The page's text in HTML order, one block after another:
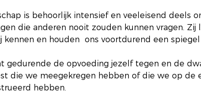
is behoorlijk intensief en veeleisend deels
die anderen nooit zouden kunnen vragen. Zij
kennen en houden  ons voortdurend een spiegel
gedurende de opvoeding jezelf tegen en de
die we meegekregen hebben of die we op de
hebben.